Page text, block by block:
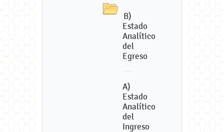
B)
Estado
Analítico
del
Egreso
A)
Estado
Analítico
del
Ingreso